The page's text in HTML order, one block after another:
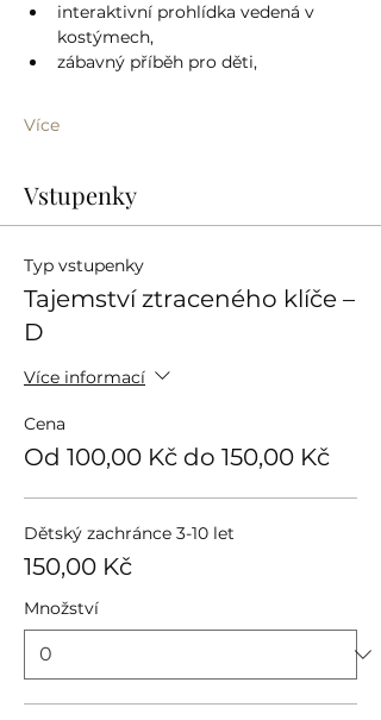
interaktivní prohlídka vedená v
kostýmech,
zábavný příběh pro děti,
Více
Vstupenky
Typ vstupenky
Tajemství ztraceného klíče –
D
Více informací
Cena
Od 100,00 Kč do 150,00 Kč
Dětský zachránce 3-10 let
150,00 Kč
Množství